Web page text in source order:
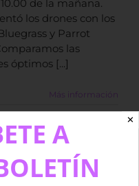
de la mañana.
los drones con los
y Parrot
las
óptimos [...]
Más información
✕
A